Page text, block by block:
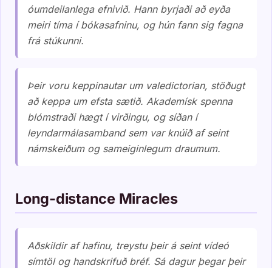
óumdeilanlega efnivið. Hann byrjaði að eyða
meiri tíma í bókasafninu, og hún fann sig fagna
frá stúkunni.
Þeir voru keppinautar um valedictorian, stöðugt
að keppa um efsta sætið. Akademísk spenna
blómstraði hægt í virðingu, og síðan í
leyndarmálasamband sem var knúið af seint
námskeiðum og sameiginlegum draumum.
Long-distance Miracles
Aðskildir af hafinu, treystu þeir á seint vídeó
símtöl og handskrifuð bréf. Sá dagur þegar þeir